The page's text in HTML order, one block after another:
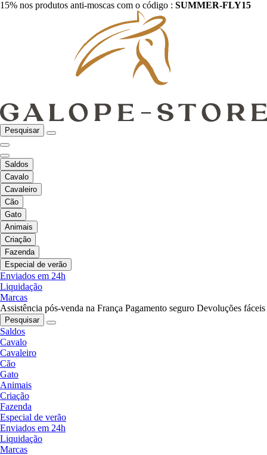
15% nos produtos anti-moscas com o código : SUMMER-FLY15
Pesquisar
Saldos
Cavalo
Cavaleiro
Cão
Gato
Animais
Criação
Fazenda
Especial de verão
Enviados em 24h
Liquidação
Marcas
Assistência pós-venda na França Pagamento seguro Devoluções fáceis
Pesquisar
Saldos
Cavalo
Cavaleiro
Cão
Gato
Animais
Criação
Fazenda
Especial de verão
Enviados em 24h
Liquidação
Marcas